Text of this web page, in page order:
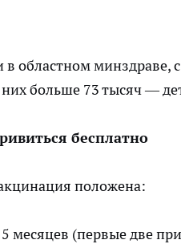
областном минздраве,
больше 73 тысяч —
бесплатно
положена:
месяцев (первые две